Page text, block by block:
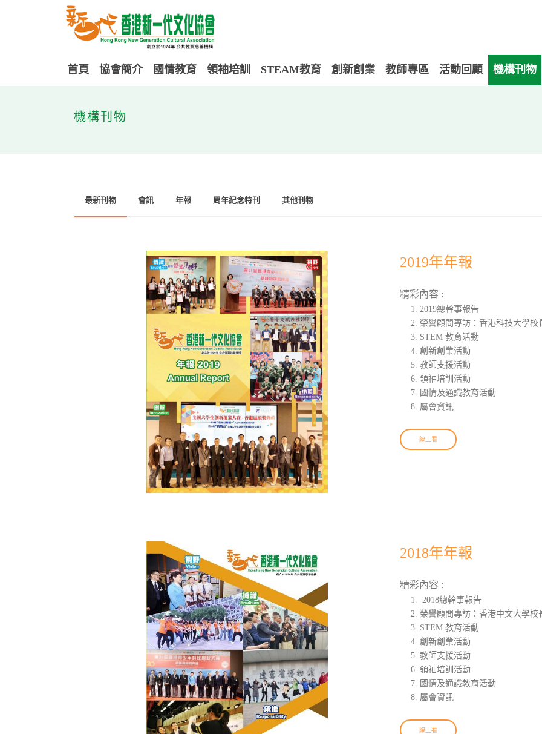
首頁 協會簡介 國情教育 領袖培訓 STEAM教育 創新創業 教師專區 活動回顧 機構刊物
機構刊物
最新刊物 會訊 年報 周年紀念特刊 其他刊物
2019年年報
精彩內容 :
2019總幹事報告
榮譽顧問專訪：香港科技大學
STEM 教育活動
創新創業活動
教師支援活動
領袖培訓活動
國情及通識教育活動
屬會資訊
線上看
2018年年報
精彩內容 :
2018總幹事報告
榮譽顧問專訪：香港中文大學校
STEM 教育活動
創新創業活動
教師支援活動
領袖培訓活動
國情及通識教育活動
屬會資訊
線上看